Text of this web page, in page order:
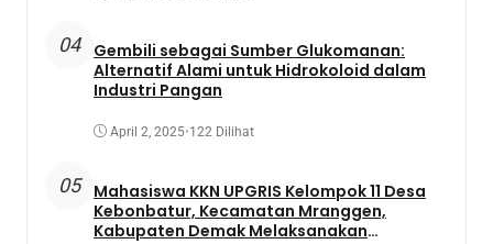
04
Gembili sebagai Sumber Glukomanan:
Alternatif Alami untuk Hidrokoloid dalam
Industri Pangan
April 2, 2025•122 Dilihat
05
Mahasiswa KKN UPGRIS Kelompok 11 Desa
Kebonbatur, Kecamatan Mranggen,
Kabupaten Demak Melaksanakan